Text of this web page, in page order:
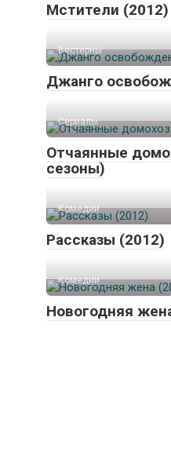
Мстители (2012)
Вестерны
Джанго
Сериалы
Отчаянные
сезоны)
Комедии
Рассказы (2012)
Комедии
Новогодняя